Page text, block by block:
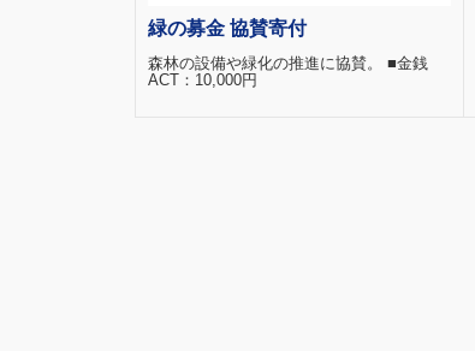
緑の募金 協賛寄付
森林の設備や緑化の推進に協賛。 ■金銭
ACT：10,000円